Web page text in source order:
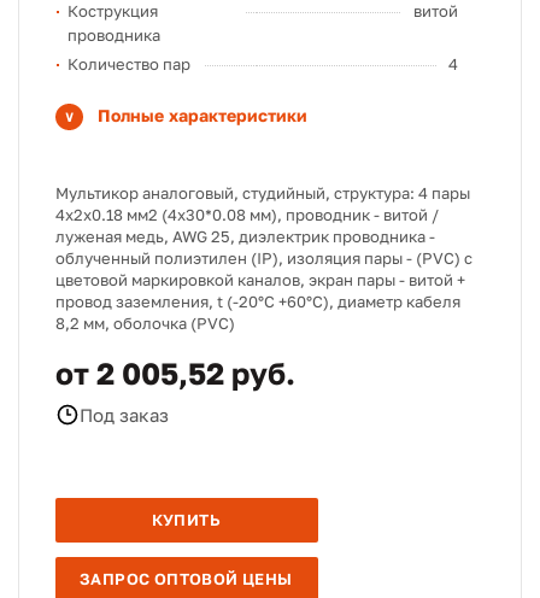
Кострукция
проводника
витой
Количество пар 4
Полные характеристики
Мультикор аналоговый, студийный, структура: 4 пары
4х2х0.18 мм2 (4х30*0.08 мм), проводник - витой /
луженая медь, AWG 25, диэлектрик проводника -
облученный полиэтилен (IP), изоляция пары - (PVC) с
цветовой маркировкой каналов, экран пары - витой +
провод заземления, t (-20°C +60°C), диаметр кабеля
8,2 мм, оболочка (PVC)
от 2 005,52 руб.
Под заказ
КУПИТЬ
ЗАПРОС ОПТОВОЙ ЦЕНЫ